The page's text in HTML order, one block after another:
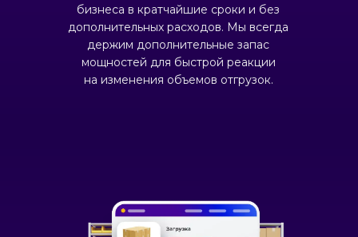
бизнеса в кратчайшие сроки и без
дополнительных расходов. Мы всегда
держим дополнительные запас
мощностей для быстрой реакции
на изменения объемов отгрузок.